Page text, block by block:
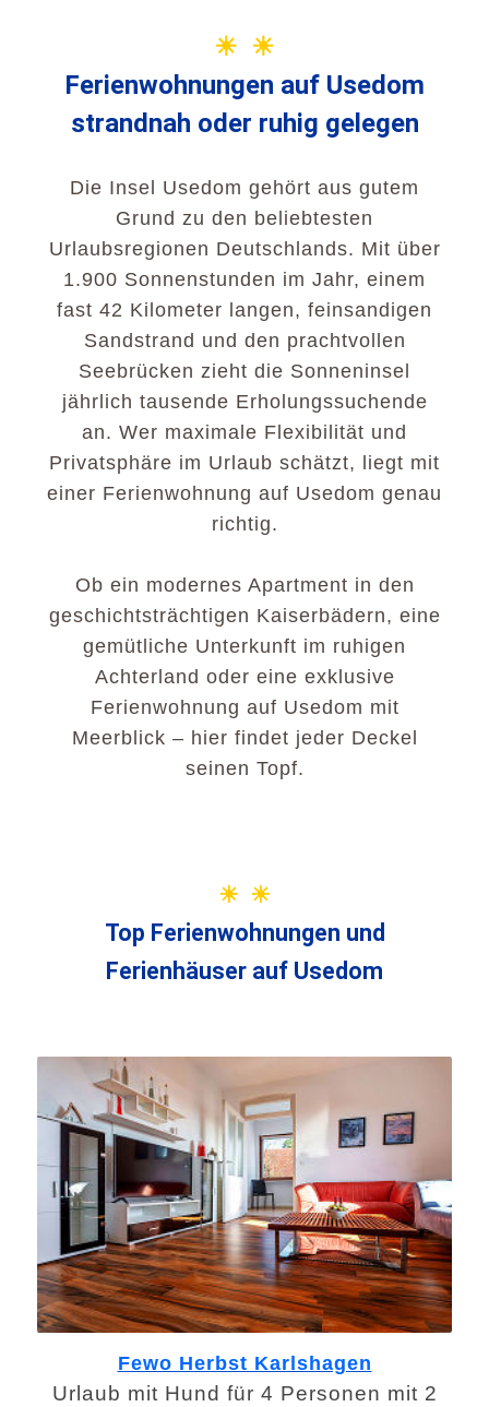
☀ ☀
Ferienwohnungen auf Usedom
strandnah oder ruhig gelegen
Die Insel Usedom gehört aus gutem
Grund zu den beliebtesten
Urlaubsregionen Deutschlands. Mit über
1.900 Sonnenstunden im Jahr, einem
fast 42 Kilometer langen, feinsandigen
Sandstrand und den prachtvollen
Seebrücken zieht die Sonneninsel
jährlich tausende Erholungssuchende
an. Wer maximale Flexibilität und
Privatsphäre im Urlaub schätzt, liegt mit
einer Ferienwohnung auf Usedom genau
richtig.
Ob ein modernes Apartment in den
geschichtsträchtigen Kaiserbädern, eine
gemütliche Unterkunft im ruhigen
Achterland oder eine exklusive
Ferienwohnung auf Usedom mit
Meerblick – hier findet jeder Deckel
seinen Topf.
☀ ☀
Top Ferienwohnungen und
Ferienhäuser auf Usedom
Fewo Herbst Karlshagen
Urlaub mit Hund für 4 Personen mit 2